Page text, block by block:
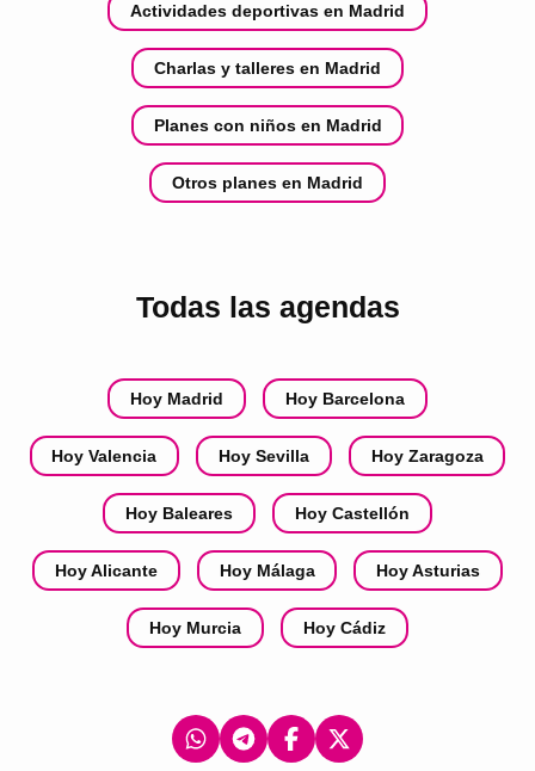
Actividades deportivas en Madrid
Charlas y talleres en Madrid
Planes con niños en Madrid
Otros planes en Madrid
Todas las agendas
Hoy Madrid Hoy Barcelona
Hoy Valencia Hoy Sevilla Hoy Zaragoza
Hoy Baleares Hoy Castellón
Hoy Alicante Hoy Málaga Hoy Asturias
Hoy Murcia Hoy Cádiz